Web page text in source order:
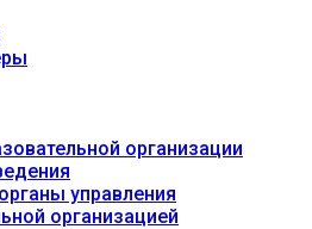
организации
управления
организацией